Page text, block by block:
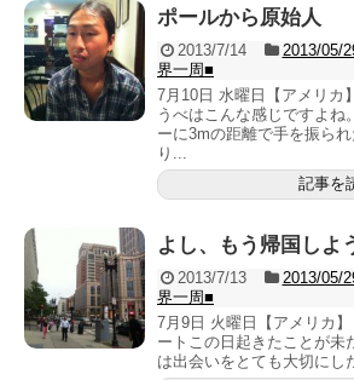
ポールから原始人
2013/7/14 2013/05/
界一周■
7月10日 水曜日【アメリカ
うべはこんな感じですよね
ーに3mの距離で手を振ら
り...
記事を
よし、もう帰国しよ
2013/7/13 2013/05/
界一周■
7月9日 火曜日【アメリカ
ートこの日起きたことが未
は出会いをとても大切にし